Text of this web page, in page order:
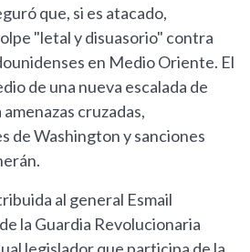
que, si es atacado,
"letal y disuasorio" contra
en Medio Oriente. El
de una nueva escalada de
cruzadas,
de Washington y sanciones
al general Esmail
la Guardia Revolucionaria